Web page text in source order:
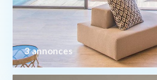
3 annonces